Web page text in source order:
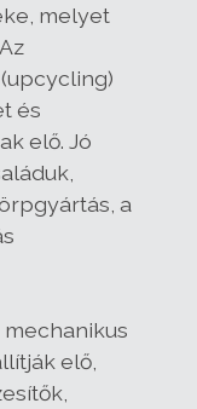
melyet
és
elő. Jó
a
elő,